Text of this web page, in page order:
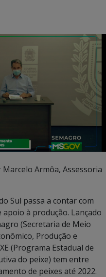
Marcelo Armôa, Assessoria
Sul passa a contar com
à produção. Lançado
(Secretaria de Meio
Produção e
(Programa Estadual de
do peixe) tem entre
de peixes até 2022.